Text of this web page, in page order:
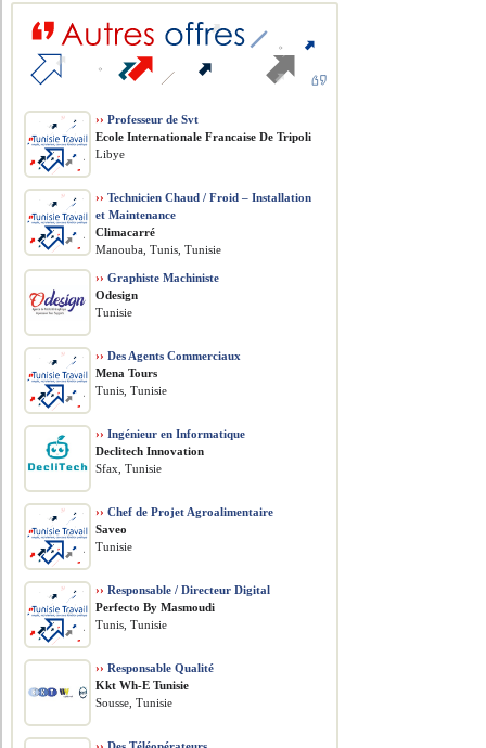
›› Professeur de Svt
Ecole Internationale Francaise De Tripoli
Libye
›› Technicien Chaud / Froid – Installation
et Maintenance
Climacarré
Manouba, Tunis, Tunisie
›› Graphiste Machiniste
Odesign
Tunisie
›› Des Agents Commerciaux
Mena Tours
Tunis, Tunisie
›› Ingénieur en Informatique
Declitech Innovation
Sfax, Tunisie
›› Chef de Projet Agroalimentaire
Saveo
Tunisie
›› Responsable / Directeur Digital
Perfecto By Masmoudi
Tunis, Tunisie
›› Responsable Qualité
Kkt Wh-E Tunisie
Sousse, Tunisie